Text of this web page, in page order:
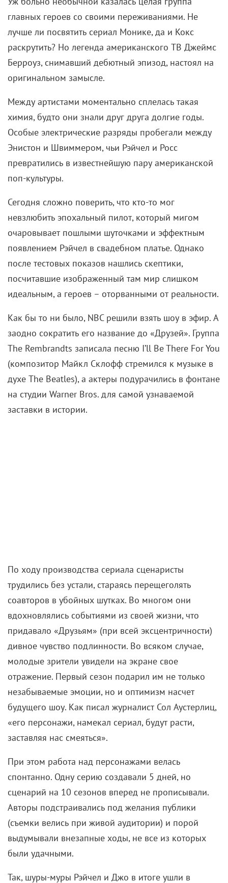
появлением Рэйчел в свадебном платье. Однако
после тестовых показов нашлись скептики,
посчитавшие изображенный там мир слишком
идеальным, а героев – оторванными от реальности.
Как бы то ни было, NBC решили взять шоу в эфир. А
The Rembrandts записала песню I’ll Be There For You
(композитор Майкл Склофф стремился к музыке в
духе The Beatles), а актеры подурачились в фонтане
на студии Warner Bros. для самой узнаваемой
заставки в истории.
По ходу производства сериала сценаристы
трудились без устали, стараясь перещеголять
соавторов в убойных шутках. Во многом они
вдохновлялись событиями из своей жизни, что
придавало «Друзьям» (при всей эксцентричности)
дивное чувство подлинности. Во всяком случае,
Авторы подстраивались под желания публики
(съемки велись при живой аудитории) и порой
выдумывали внезапные ходы, не все из которых
были удачными.
Так, шуры-муры Рэйчел и Джо в итоге ушли в
никуда. Но когда Моника вынырнула из-под одеяла
Чендлера в «Эпизоде со свадьбой Росса» в
четвертом сезоне, фанаты чуть с ума не сошли. И
принялись следить за их отношениями даже
пристальнее, чем за страстями Росса и Рэйчел:
проблемы новой парочки оказались трогательнее и
командировки Чендлера в Талсу. Или трудности с
беременностью Моники, что вылилось в
драматичную линию с усыновлением близнецов.
Не менее драматично протекали дискуссии о
зарплате. Сперва актеры получали $22,5 тыс. за
эпизод. Но после второго сезона Швиммер,
которому предложили повышение, подбил
партнеров коллективно потребовать прибавки.